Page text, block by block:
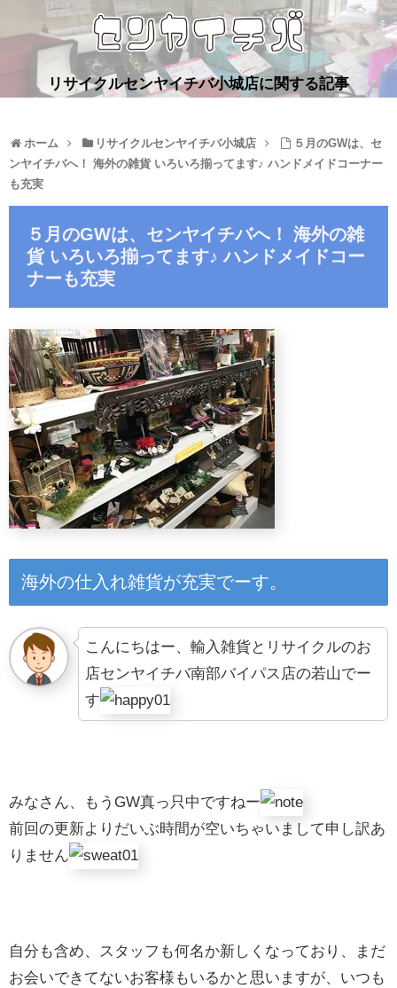
リサイクルセンヤイチバ小城店に関する記事
ホーム リサイクルセンヤイチバ小城店
５月のGWは、セ
ンヤイチバへ！ 海外の雑貨 いろいろ揃ってます♪ ハンドメイドコーナー
も充実
５月のGWは、センヤイチバへ！ 海外の雑
貨 いろいろ揃ってます♪ ハンドメイドコー
ナーも充実
海外の仕入れ雑貨が充実でーす。
こんにちはー、輸入雑貨とリサイクルのお
店センヤイチバ南部バイパス店の若山でー
す
みなさん、もうGW真っ只中ですねー
前回の更新よりだいぶ時間が空いちゃいまして申し訳あ
りません
自分も含め、スタッフも何名か新しくなっており、まだ
お会いできてないお客様もいるかと思いますが、いつも